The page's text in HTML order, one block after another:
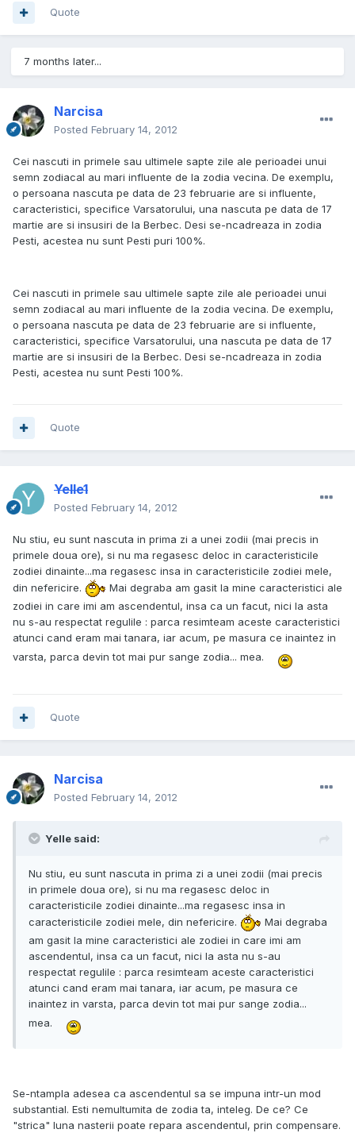
Quote
7 months later...
Narcisa
Posted February 14, 2012
Cei nascuti in primele sau ultimele sapte zile ale perioadei unui
semn zodiacal au mari influente de la zodia vecina. De exemplu,
o persoana nascuta pe data de 23 februarie are si influente,
caracteristici, specifice Varsatorului, una nascuta pe data de 17
martie are si insusiri de la Berbec. Desi se-ncadreaza in zodia
Pesti, acestea nu sunt Pesti puri 100%.
Cei nascuti in primele sau ultimele sapte zile ale perioadei unui
semn zodiacal au mari influente de la zodia vecina. De exemplu,
o persoana nascuta pe data de 23 februarie are si influente,
caracteristici, specifice Varsatorului, una nascuta pe data de 17
martie are si insusiri de la Berbec. Desi se-ncadreaza in zodia
Pesti, acestea nu sunt Pesti 100%.
Quote
Yelle1
Posted February 14, 2012
Nu stiu, eu sunt nascuta in prima zi a unei zodii (mai precis in
primele doua ore), si nu ma regasesc deloc in caracteristicile
zodiei dinainte...ma regasesc insa in caracteristicile zodiei mele,
din nefericire.
Mai degraba am gasit la mine caracteristici ale
zodiei in care imi am ascendentul, insa ca un facut, nici la asta
nu s-au respectat regulile : parca resimteam aceste caracteristici
atunci cand eram mai tanara, iar acum, pe masura ce inaintez in
varsta, parca devin tot mai pur sange zodia... mea.
Quote
Narcisa
Posted February 14, 2012
Yelle said:
Nu stiu, eu sunt nascuta in prima zi a unei zodii (mai precis
in primele doua ore), si nu ma regasesc deloc in
caracteristicile zodiei dinainte...ma regasesc insa in
caracteristicile zodiei mele, din nefericire.
Mai degraba
am gasit la mine caracteristici ale zodiei in care imi am
ascendentul, insa ca un facut, nici la asta nu s-au
respectat regulile : parca resimteam aceste caracteristici
atunci cand eram mai tanara, iar acum, pe masura ce
inaintez in varsta, parca devin tot mai pur sange zodia...
mea.
Se-ntampla adesea ca ascendentul sa se impuna intr-un mod
substantial. Esti nemultumita de zodia ta, inteleg. De ce? Ce
"strica" luna nasterii poate repara ascendentul, prin compensare.